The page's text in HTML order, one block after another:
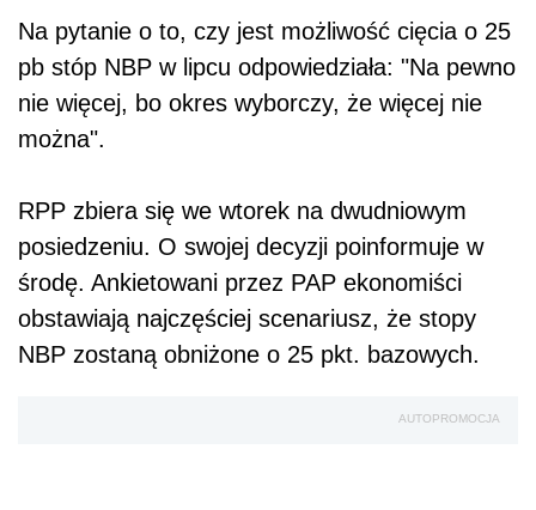
Na pytanie o to, czy jest możliwość cięcia o 25
pb stóp NBP w lipcu odpowiedziała: "Na pewno
nie więcej, bo okres wyborczy, że więcej nie
można".
RPP zbiera się we wtorek na dwudniowym
posiedzeniu. O swojej decyzji poinformuje w
środę. Ankietowani przez PAP ekonomiści
obstawiają najczęściej scenariusz, że stopy
NBP zostaną obniżone o 25 pkt. bazowych.
AUTOPROMOCJA